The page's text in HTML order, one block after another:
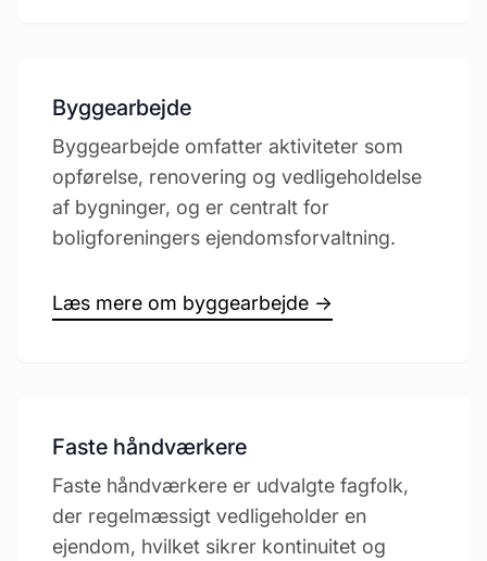
Byggearbejde
Byggearbejde omfatter aktiviteter som
opførelse, renovering og vedligeholdelse
af bygninger, og er centralt for
boligforeningers ejendomsforvaltning.
Læs mere om byggearbejde →
Faste håndværkere
Faste håndværkere er udvalgte fagfolk,
der regelmæssigt vedligeholder en
ejendom, hvilket sikrer kontinuitet og